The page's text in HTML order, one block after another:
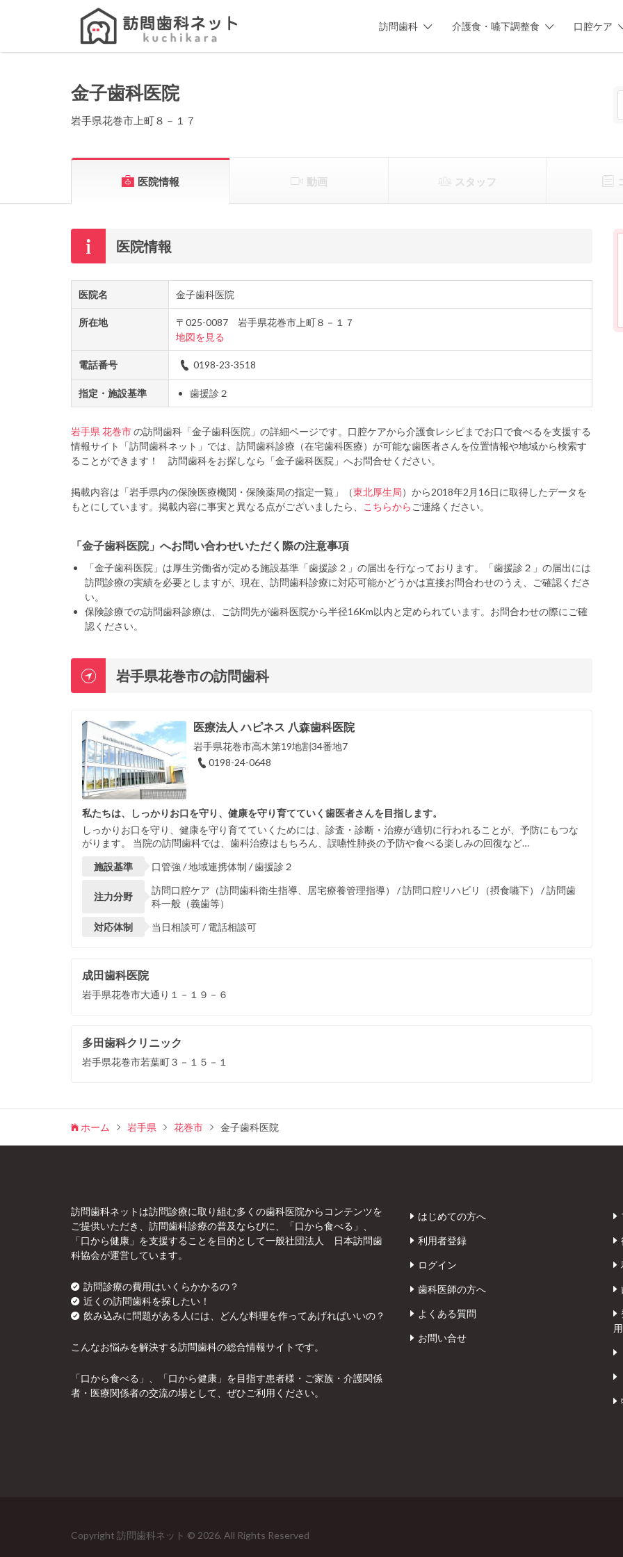
訪問歯科 介護食・嚥下調整食 口腔ケア
Search
金子歯科医院
岩手県花巻市上町８－１７
医院情報 動画 スタッフ
医院情報
医院名 金子歯科医院
所在地
〒025-0087 岩手県花巻市上町８－１７
地図を見る
電話番号 0198-23-3518
指定・施設基準 歯援診２
岩手県 花巻市の訪問歯科「金子歯科医院」の詳細ページです。口腔ケアから介護食レシピまでお口で食べるを支援する
情報サイト「訪問歯科ネット」では、訪問歯科診療（在宅歯科医療）が可能な歯医者さんを位置情報や地域から検索す
ることができます！ 訪問歯科をお探しなら「金子歯科医院」へお問合せください。
掲載内容は「岩手県内の保険医療機関・保険薬局の指定一覧」（東北厚生局）から2018年2月16日に取得したデータを
もとにしています。掲載内容に事実と異なる点がございましたら、
こちらから ご連絡ください。
「金子歯科医院」へお問い合わせいただく際の注意事項
「金子歯科医院」は厚生労働省が定める施設基準「歯援診２」の届出を行なっております。「歯援診２」の届出には
訪問診療の実績を必要としますが、現在、訪問歯科診療に対応可能かどうかは直接お問合わせのうえ、ご確認くださ
い。
保険診療での訪問歯科診療は、ご訪問先が歯科医院から半径16Km以内と定められています。お問合わせの際にご確
認ください。
岩手県花巻市の訪問歯科
医療法人 ハピネス 八森歯科医院
岩手県花巻市高木第19地割34番地7
0198-24-0648
私たちは、しっかりお口を守り、健康を守り育てていく歯医者さんを目指します。
しっかりお口を守り、健康を守り育てていくためには、診査・診断・治療が適切に行われることが、予防にもつな
がります。 当院の訪問歯科では、歯科治療はもちろん、誤嚥性肺炎の予防や食べる楽しみの回復など…
施設基準
口管強 / 地域連携体制 / 歯援診２
注力分野
訪問口腔ケア（訪問歯科衛生指導、居宅療養管理指導） / 訪問口腔リハビリ（摂食嚥下） / 訪問歯
科一般（義歯等）
対応体制
当日相談可 / 電話相談可
成田歯科医院
岩手県花巻市大通り１－１９－６
多田歯科クリニック
岩手県花巻市若葉町３－１５－１
ホーム 岩手県 花巻市 金子歯科医院
訪問歯科ネットは訪問診療に取り組む多くの歯科医院からコンテンツを
ご提供いただき、訪問歯科診療の普及ならびに、「口から食べる」、
「口から健康」を支援することを目的として一般社団法人 日本訪問歯
科協会が運営しています。
訪問診療の費用はいくらかかるの？
近くの訪問歯科を探したい！
飲み込みに問題がある人には、どんな料理を作ってあげればいいの？
こんなお悩みを解決する訪問歯科の総合情報サイトです。
「口から食べる」、「口から健康」を目指す患者様・ご家族・介護関係
者・医療関係者の交流の場として、ぜひご利用ください。
はじめての方へ
利用者登録
ログイン
歯科医師の方へ
よくある質問
お問い合せ
Copyright 訪問歯科ネット © 2026. All Rights Reserved